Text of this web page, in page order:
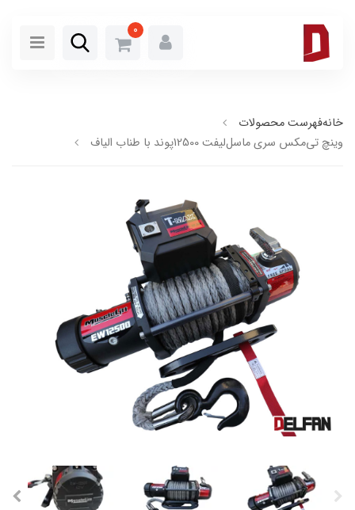
0
خانهفهرست محصولات
وینچ تی‌مکس سری ماسل‌لیفت 12500پوند با طناب الیاف